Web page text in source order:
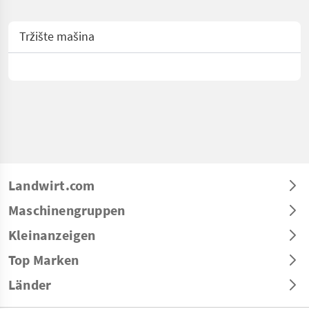
Tržište mašina
Landwirt.com
Maschinengruppen
Kleinanzeigen
Top Marken
Länder